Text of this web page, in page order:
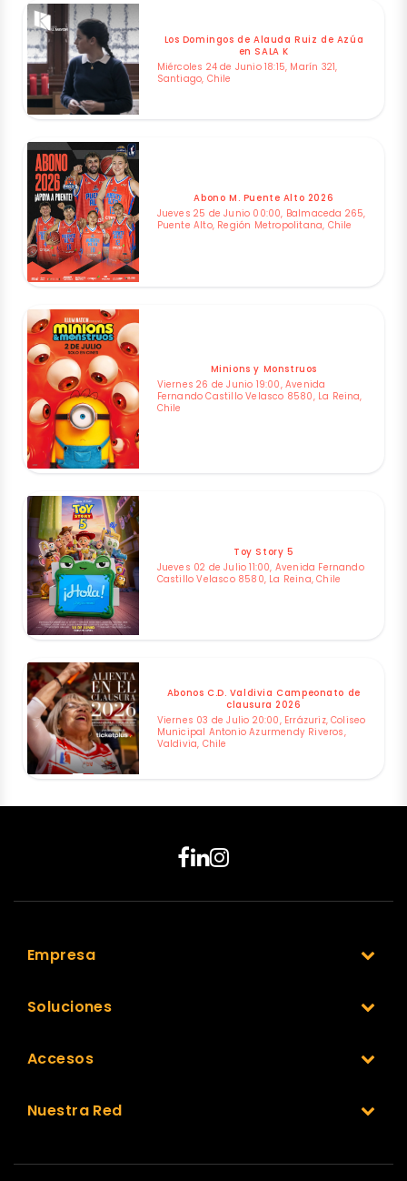
Los Domingos de Alauda Ruiz de Azúa
en SALA K
Miércoles 24 de Junio 18:15, Marín 321,
Santiago, Chile
Abono M. Puente Alto 2026
Jueves 25 de Junio 00:00, Balmaceda 265,
Puente Alto, Región Metropolitana, Chile
Minions y Monstruos
Viernes 26 de Junio 19:00, Avenida
Fernando Castillo Velasco 8580, La Reina,
Chile
Toy Story 5
Jueves 02 de Julio 11:00, Avenida Fernando
Castillo Velasco 8580, La Reina, Chile
Abonos C.D. Valdivia Campeonato de
clausura 2026
Viernes 03 de Julio 20:00, Errázuriz, Coliseo
Municipal Antonio Azurmendy Riveros,
Valdivia, Chile
Empresa
Soluciones
Accesos
Nuestra Red